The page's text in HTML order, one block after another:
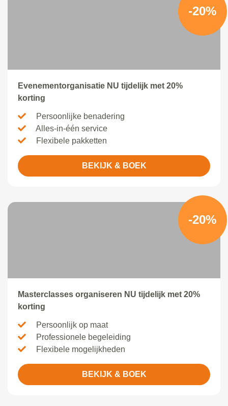
-20%
Evenementorganisatie NU tijdelijk met 20%
korting
Persoonlijke benadering
Alles-in-één service
Flexibele pakketten
BEKIJK & BOEK
-20%
Masterclasses organiseren NU tijdelijk met 20%
korting
Persoonlijk op maat
Professionele begeleiding
Flexibele mogelijkheden
BEKIJK & BOEK